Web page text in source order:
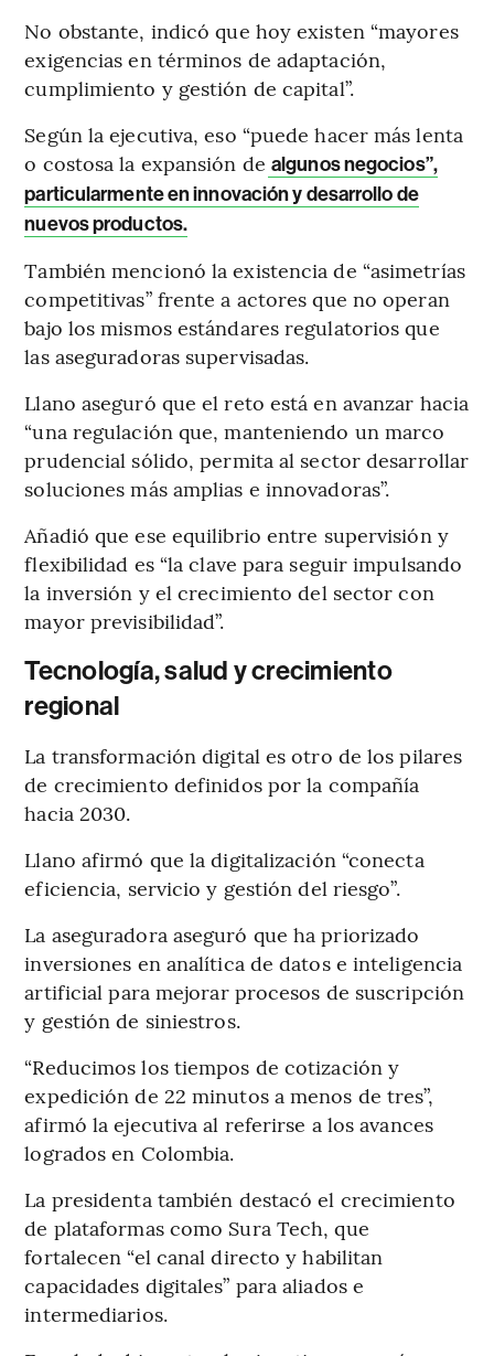
No obstante, indicó que hoy existen “mayores
exigencias en términos de adaptación,
cumplimiento y gestión de capital”.
Según la ejecutiva, eso “puede hacer más lenta
o costosa la expansión de algunos negocios”,
particularmente en innovación y desarrollo de
nuevos productos.
También mencionó la existencia de “asimetrías
competitivas” frente a actores que no operan
bajo los mismos estándares regulatorios que
las aseguradoras supervisadas.
Llano aseguró que el reto está en avanzar hacia
“una regulación que, manteniendo un marco
prudencial sólido, permita al sector desarrollar
soluciones más amplias e innovadoras”.
Añadió que ese equilibrio entre supervisión y
flexibilidad es “la clave para seguir impulsando
la inversión y el crecimiento del sector con
mayor previsibilidad”.
Tecnología, salud y crecimiento
regional
La transformación digital es otro de los pilares
de crecimiento definidos por la compañía
hacia 2030.
Llano afirmó que la digitalización “conecta
eficiencia, servicio y gestión del riesgo”.
La aseguradora aseguró que ha priorizado
inversiones en analítica de datos e inteligencia
artificial para mejorar procesos de suscripción
y gestión de siniestros.
“Reducimos los tiempos de cotización y
expedición de 22 minutos a menos de tres”,
afirmó la ejecutiva al referirse a los avances
logrados en Colombia.
La presidenta también destacó el crecimiento
de plataformas como Sura Tech, que
fortalecen “el canal directo y habilitan
capacidades digitales” para aliados e
intermediarios.